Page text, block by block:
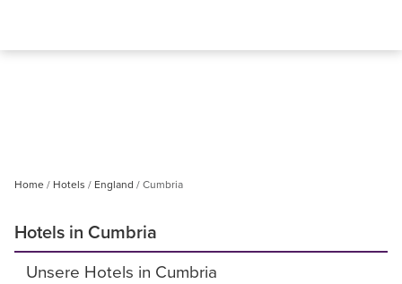
Home Hotels England Cumbria
Hotels in Cumbria
Unsere Hotels in Cumbria